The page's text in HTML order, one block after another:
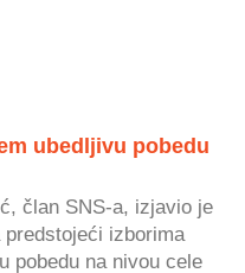
ubedljivu pobedu
član SNS-a, izjavio je
izborima
pobedu na nivou cele